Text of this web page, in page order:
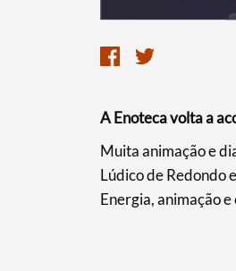
A Enoteca volta a
Muita animação e
Lúdico de Redondo
Energia, animação